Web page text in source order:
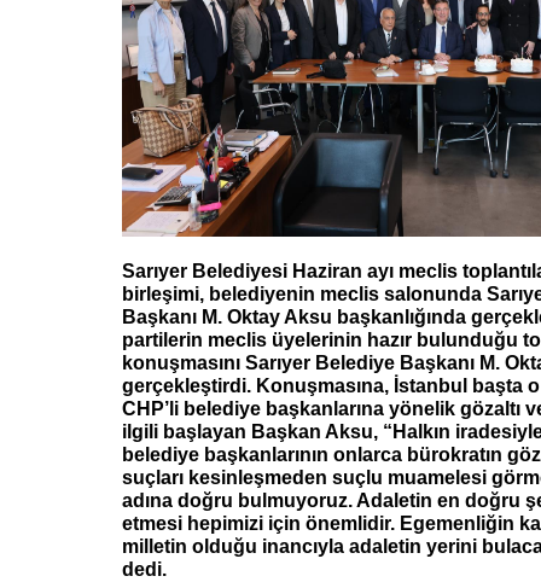
Sarıyer Belediyesi Haziran ayı meclis
birleşimi, belediyenin meclis salonunda
Başkanı M. Oktay Aksu başkanlığında
partilerin meclis üyelerinin hazır bulunduğu
konuşmasını Sarıyer Belediye Başkanı M.
gerçekleştirdi. Konuşmasına, İstanbul başta
CHP’li belediye başkanlarına yönelik gözaltı
ilgili başlayan Başkan Aksu, “Halkın
belediye başkanlarının onlarca bürokratın
suçları kesinleşmeden suçlu muamelesi
adına doğru bulmuyoruz. Adaletin en doğru
etmesi hepimizi için önemlidir. Egemenliğin
milletin olduğu inancıyla adaletin yerini
dedi.